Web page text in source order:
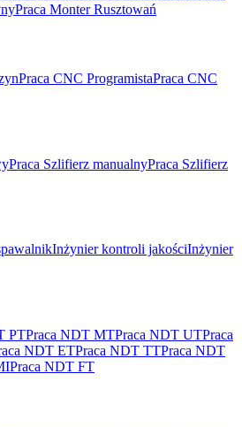
Praca Monter Rusztowań
Praca CNC ProgramistaPraca CNC
Praca Szlifierz manualnyPraca Szlifierz
Inżynier kontroli jakościInżynier
PTPraca NDT MTPraca NDT UTPraca
NDT ETPraca NDT TTPraca NDT
Praca NDT FT